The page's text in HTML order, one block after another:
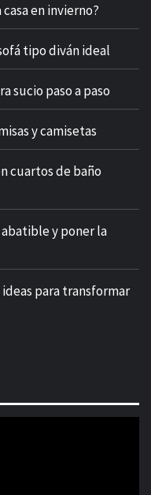
en invierno?
tipo diván ideal
sucio paso a paso
y camisetas
cuartos de baño
abatible y poner la
para transformar